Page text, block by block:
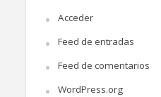
Acceder
Feed de entradas
Feed de comentarios
WordPress.org